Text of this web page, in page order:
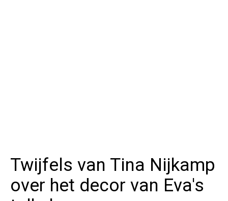
Twijfels van Tina Nijkamp
over het decor van Eva's